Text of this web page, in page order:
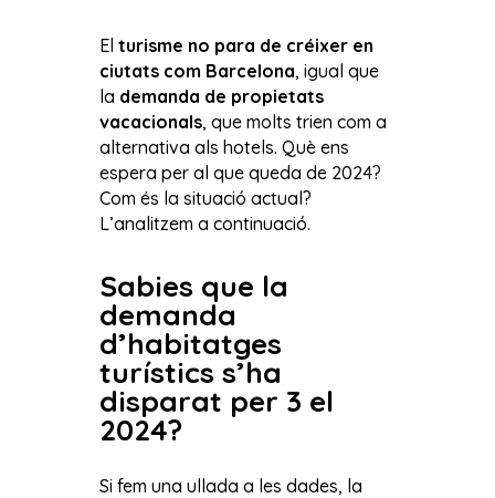
El turisme no para de créixer en
ciutats com Barcelona, igual que
la demanda de propietats
vacacionals, que molts trien com a
alternativa als hotels. Què ens
espera per al que queda de 2024?
Com és la situació actual?
L’analitzem a continuació.
Sabies que la
demanda
d’habitatges
turístics s’ha
disparat per 3 el
2024?
Si fem una ullada a les dades, la